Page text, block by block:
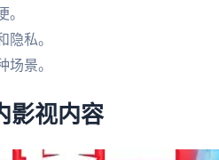
。
隐私。
场景。
影视内容